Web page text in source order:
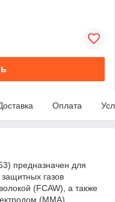
Оплата
предназначен для
газов
(FCAW), а также
(MMA).